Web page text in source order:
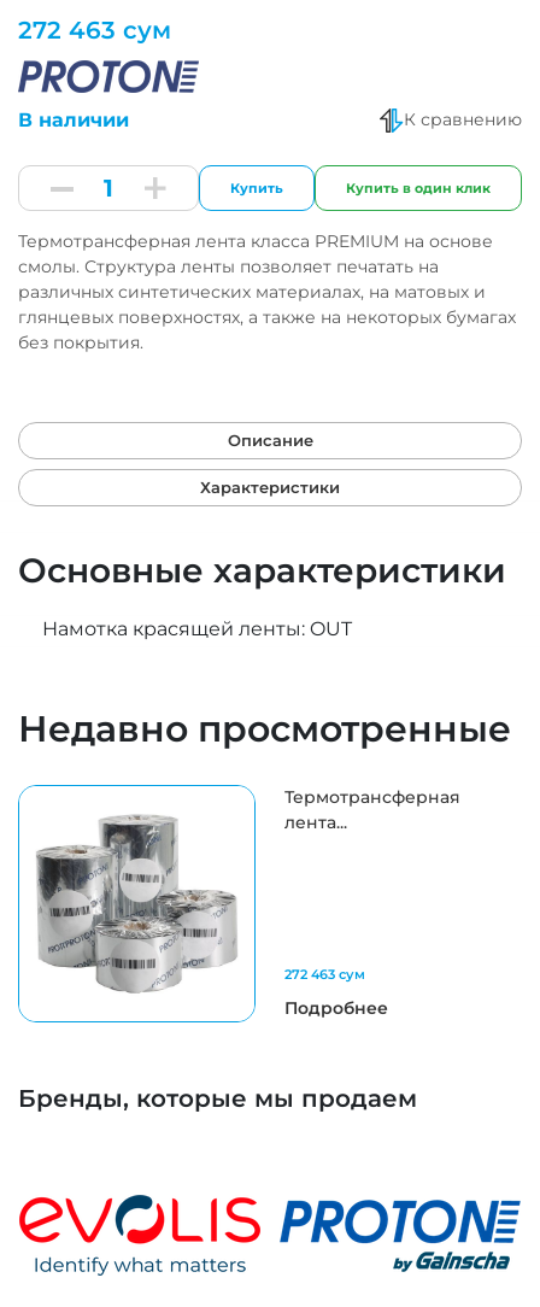
272 463 сум
В наличии К сравнению
Купить Купить в один клик
Термотрансферная лента класса PREMIUM на основе
смолы. Структура ленты позволяет печатать на
различных синтетических материалах, на матовых и
глянцевых поверхностях, а также на некоторых бумагах
без покрытия.
Описание
Характеристики
Основные характеристики
Намотка красящей ленты: OUT
Недавно просмотренные
Термотрансферная
лента...
272 463 сум
Подробнее
Бренды, которые мы продаем